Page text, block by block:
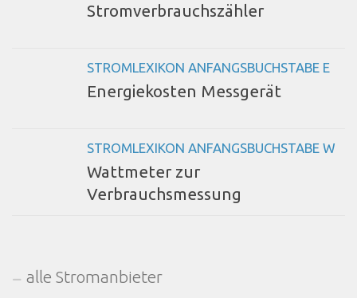
Stromverbrauchszähler
STROMLEXIKON ANFANGSBUCHSTABE E
Energiekosten Messgerät
STROMLEXIKON ANFANGSBUCHSTABE W
Wattmeter zur
Verbrauchsmessung
alle Stromanbieter